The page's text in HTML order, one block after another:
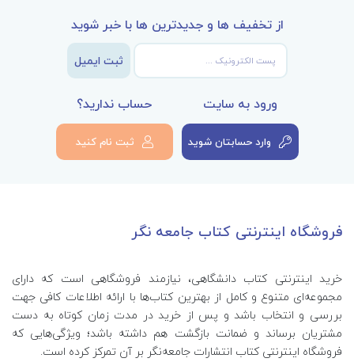
از تخفیف ها و جدیدترین ها با خبر شوید
ثبت ایمیل
ورود به سایت
وارد حسابتان شوید
حساب ندارید؟
ثبت نام کنید
فروشگاه اینترنتی کتاب جامعه نگر
خرید اینترنتی کتاب‌ دانشگاهی، نیازمند فروشگاهی است که دارای
مجموعه‌ای متنوع و کامل از بهترین کتاب‌ها با ارائه اطلاعات کافی جهت
بررسی و انتخاب باشد و پس از خرید در مدت زمان کوتاه به دست
مشتریان برساند و ضمانت بازگشت هم داشته باشد؛ ویژگی‌هایی که
فروشگاه اینترنتی کتاب انتشارات جامعه‌نگر بر آن تمرکز کرده است.